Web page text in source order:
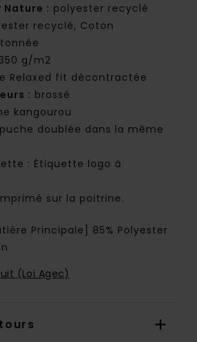
Nature : polyester recyclé
recyclé, Coton
g/m2
Relaxed fit décontractée
: brossé
kangourou
doublée dans la même
: Étiquette logo à
sur la poitrine.
Principale] 85% Polyester
(Loi Agec)